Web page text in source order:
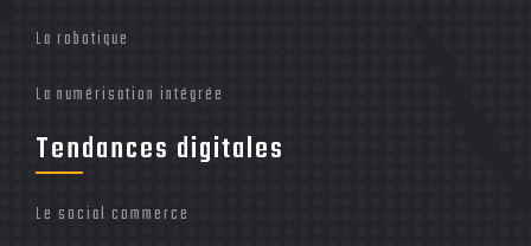
La robotique
La numérisation intégrée
Tendances digitales
Le social commerce